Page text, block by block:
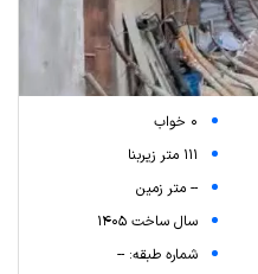
0 خواب
111 متر زیربنا
-- متر زمین
سال ساخت 1405
شماره طبقه: --